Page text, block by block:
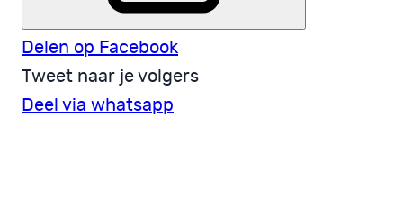
Delen op Facebook
Tweet naar je volgers
Deel via whatsapp